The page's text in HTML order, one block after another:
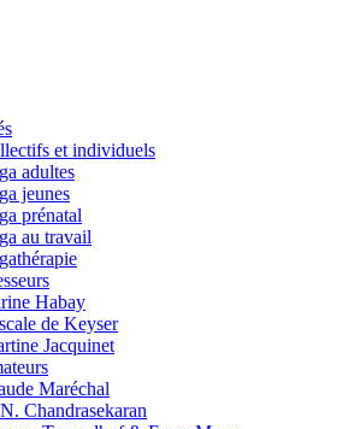
et individuels
adultes
jeunes
prénatal
au travail
Habay
de Keyser
Jacquinet
Maréchal
Chandrasekaran